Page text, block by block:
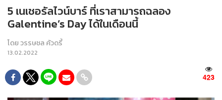
5 เนเชอรัลไวน์บาร์ ที่เราสามารถฉลอง
Galentine’s Day ได้ในเดือนนี้
โดยวรรษชล คัวดรี้
13.02.2022
423